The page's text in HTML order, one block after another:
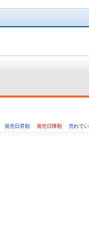
発売日昇順 発売日降順 売れて